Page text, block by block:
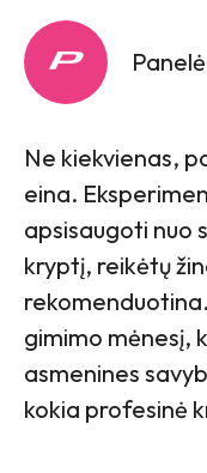
Ne kiekvienas,
eina.
apsisaugoti nuo
kryptį, reikėtų
gimimo mėnesį,
asmenines
kokia profesinė